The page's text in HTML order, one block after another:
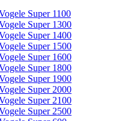
Super 1100
Super 1300
Super 1400
Super 1500
Super 1600
Super 1800
Super 1900
Super 2000
Super 2100
Super 2500